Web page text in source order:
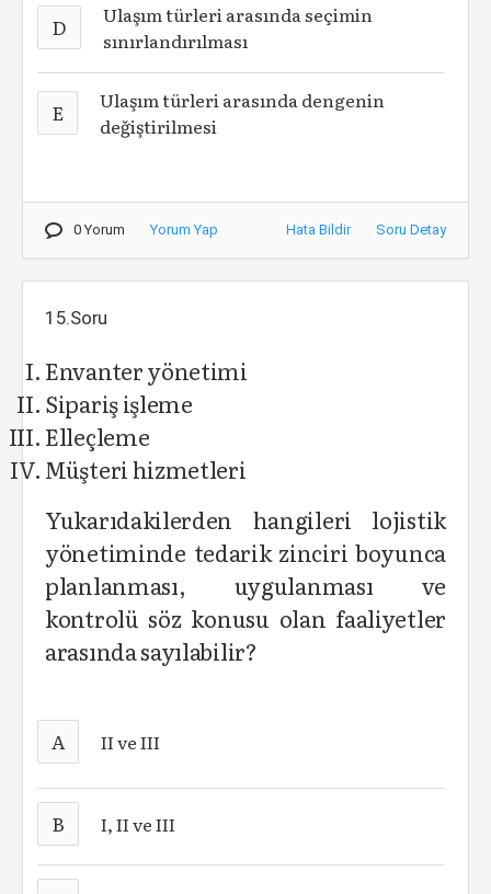
D
Ulaşım türleri arasında seçimin
sınırlandırılması
E
Ulaşım türleri arasında dengenin
değiştirilmesi
0 Yorum Yorum Yap Hata Bildir Soru Detay
15.Soru
Envanter yönetimi
Sipariş işleme
Elleçleme
Müşteri hizmetleri
Yukarıdakilerden hangileri lojistik
yönetiminde tedarik zinciri boyunca
planlanması, uygulanması ve
kontrolü söz konusu olan faaliyetler
arasında sayılabilir?
A II ve III
B I, II ve III